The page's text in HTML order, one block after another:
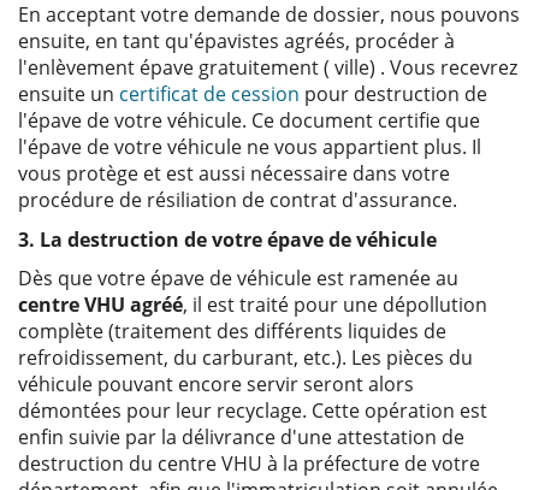
En acceptant votre demande de dossier, nous pouvons
ensuite, en tant qu'épavistes agréés, procéder à
l'enlèvement épave gratuitement ( ville) . Vous recevrez
ensuite un certificat de cession pour destruction de
l'épave de votre véhicule. Ce document certifie que
l'épave de votre véhicule ne vous appartient plus. Il
vous protège et est aussi nécessaire dans votre
procédure de résiliation de contrat d'assurance.
3. La destruction de votre épave de véhicule
Dès que votre épave de véhicule est ramenée au
centre VHU agréé, il est traité pour une dépollution
complète (traitement des différents liquides de
refroidissement, du carburant, etc.). Les pièces du
véhicule pouvant encore servir seront alors
démontées pour leur recyclage. Cette opération est
enfin suivie par la délivrance d'une attestation de
destruction du centre VHU à la préfecture de votre